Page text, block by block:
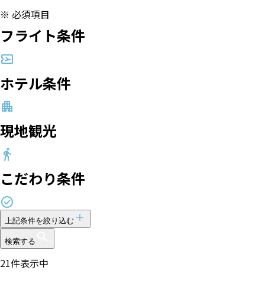
※ 必須項目
フライト条件
ホテル条件
現地観光
こだわり条件
上記条件を絞り込む
検索する
21件表示中